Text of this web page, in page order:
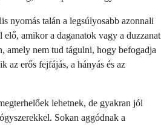
nyomás talán a legsúlyosabb azonnali
amikor a daganatok vagy a duzzanat
amely nem tud tágulni, hogy befogadja
az erős fejfájás, a hányás és az
lehetnek, de gyakran jól
Sokan aggódnak a